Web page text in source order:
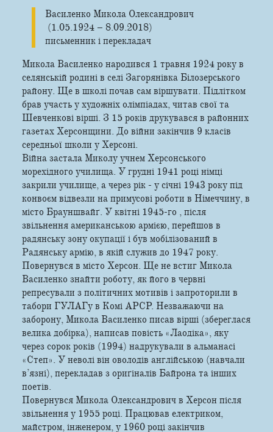
Василенко Микола Олександрович
(1.05.1924 – 8.09.2018)
письменник і перекладач
Микола Василенко народився 1 травня 1924 року в
селянській родині в селі Загорянівка Білозерського
району. Ще в школі почав сам віршувати. Підлітком
брав участь у художніх олімпіадах, читав свої та
Шевченкові вірші. З 15 років друкувався в районних
газетах Херсонщини. До війни закінчив 9 класів
середньої школи у Херсоні.
Війна застала Миколу учнем Херсонського
морехідного училища. У грудні 1941 році німці
закрили училище, а через рік - у січні 1943 року під
конвоєм відвезли на примусові роботи в Німеччину, в
місто Брауншвайґ. У квітні 1945-го , після
звільнення американською армією, перейшов в
радянську зону окупації і був мобілізований в
Радянську армію, в якій служив до 1947 року.
Повернувся в місто Херсон. Ще не встиг Микола
Василенко знайти роботу, як його в червні
репресували з політичних мотивів і запроторили в
табори ГУЛАГу в Комі АРСР. Незважаючи на
заборону, Микола Василенко писав вірші (збереглася
велика добірка), написав повість «Лаодіка», яку
через сорок років (1994) надрукували в альманасі
«Степ». У неволі він оволодів англійською (навчали
в’язні), перекладав з ориґіналів Байрона та інших
поетів.
Повернувся Микола Олександрович в Херсон після
звільнення у 1955 році. Працював електриком,
майстром, інженером, у 1960 році закінчив